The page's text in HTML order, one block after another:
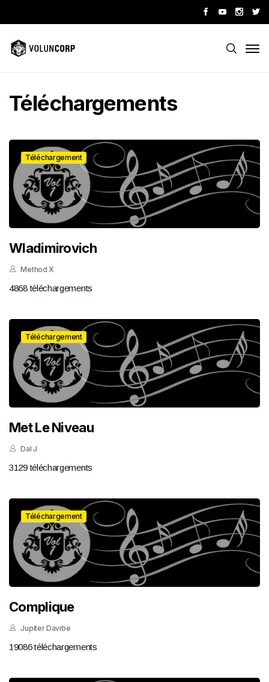
Téléchargements
Téléchargement
Wladimirovich
Method X
4868 téléchargements
Téléchargement
Met Le Niveau
Dal J
3129 téléchargements
Téléchargement
Complique
Jupiter Davibe
19086 téléchargements